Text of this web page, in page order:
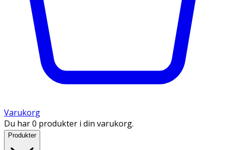
Varukorg
Du har 0 produkter i din varukorg.
Produkter